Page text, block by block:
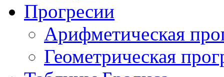
Прогресии
Арифметическая
Геометрическая